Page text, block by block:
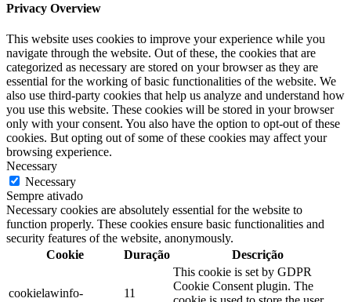
Privacy Overview
This website uses cookies to improve your experience while you
navigate through the website. Out of these, the cookies that are
categorized as necessary are stored on your browser as they are
essential for the working of basic functionalities of the website. We
also use third-party cookies that help us analyze and understand how
you use this website. These cookies will be stored in your browser
only with your consent. You also have the option to opt-out of these
cookies. But opting out of some of these cookies may affect your
browsing experience.
Necessary
Necessary
Sempre ativado
Necessary cookies are absolutely essential for the website to
function properly. These cookies ensure basic functionalities and
security features of the website, anonymously.
Cookie
Duração Descrição
cookielawinfo-
11
This cookie is set by GDPR
Cookie Consent plugin. The